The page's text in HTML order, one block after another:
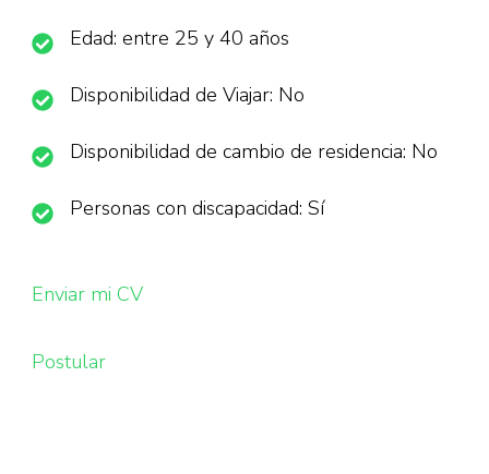
Edad: entre 25 y 40 años
Disponibilidad de Viajar: No
Disponibilidad de cambio de residencia: No
Personas con discapacidad: Sí
Enviar mi CV
Postular